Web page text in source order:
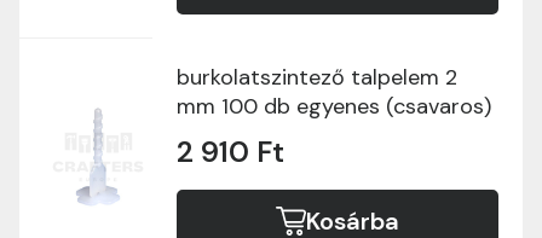
burkolatszintező talpelem 2
mm 100 db egyenes (csavaros)
2 910 Ft
Kosárba